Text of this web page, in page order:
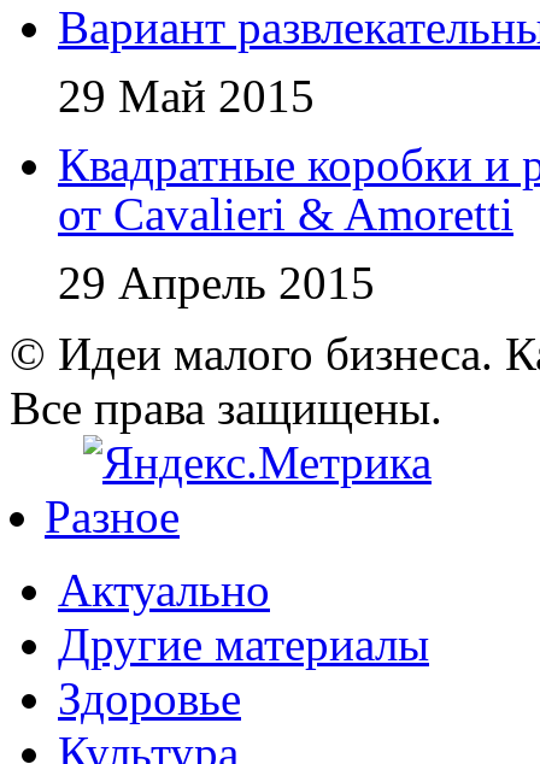
Вариант
29 Май 2015
Квадратные коробки и
от Cavalieri & Amoretti
29 Апрель 2015
© Идеи малого бизнеса.
Все права защищены.
Разное
Актуально
Другие материалы
Здоровье
Культура